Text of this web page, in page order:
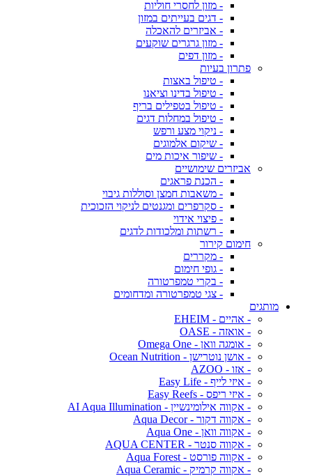
- מזון לחסרי חוליות
- דגים בעייתים במזון
- אביזרים להאכלה
- מזון גרגרים שוקעים
- מזון דפים
פתרון בעיות
- טיפול באצות
- טיפול בדינו וציאנו
- טיפול בטפילים בריף
- טיפול במחלות דגים
- ניקוי מצע ורפש
- שיקום אלמוגים
- שיפור איכות מים
אביזרים שימושיים
- הכנת פראגים
- משאבות חמצן וסוללות גיבוי
- סקרפרים ומגנטים לניקוי הזכוכית
- פיצוי אידוי
- רשתות ומלכודות לדגים
חימום קירור
- מקררים
- גופי חימום
- בקרי טמפרטורה
- צגי טמפרטורה ומדחומים
מותגים
- אהיים - EHEIM
- אואזה - OASE
- אומגה וואן - Omega One
- אושן נוטרישן - Ocean Nutrition
- אזו - AZOO
- איזי לייף - Easy Life
- איזי ריפס - Easy Reefs
- אקווה אילומינשיין - AI Aqua Illumination
- אקווה דקור - Aqua Decor
- אקווה וואן - Aqua One
- אקווה סנטר - AQUA CENTER
- אקווה פורסט - Aqua Forest
- אקווה קרמיק - Aqua Ceramic